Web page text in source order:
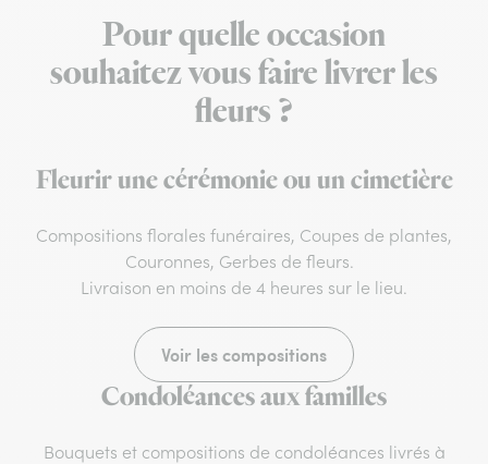
Pour quelle occasion
souhaitez vous faire livrer les
fleurs ?
Fleurir une cérémonie ou un cimetière
Compositions florales funéraires, Coupes de plantes,
Couronnes, Gerbes de fleurs.
Livraison en moins de 4 heures sur le lieu.
Voir les compositions
Condoléances aux familles
Bouquets et compositions de condoléances livrés à